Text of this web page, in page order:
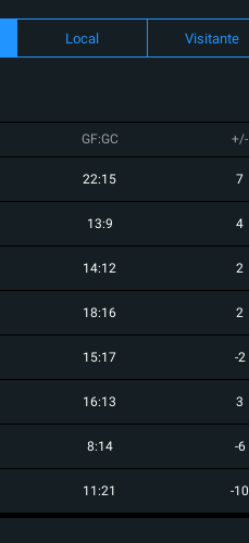
Local Visitante
GF:GC +/-
22:15 7
13:9 4
14:12 2
18:16 2
15:17 -2
16:13 3
8:14 -6
11:21 -10